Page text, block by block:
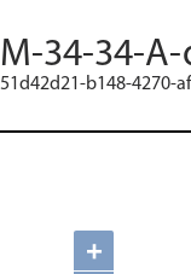
M-34-34-A-
51d42d21-b148-4270-
+